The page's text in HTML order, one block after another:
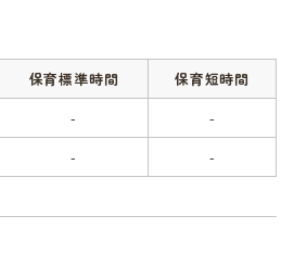
保育標準時間
保育短時間
-
-
- -